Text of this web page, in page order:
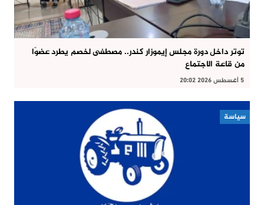
توتر داخل دورة مجلس إيموزار كندر.. مصطفى لخصم يطرد عضوًا
من قاعة الاجتماع
5 أغسطس 2026 20:02
سياسة